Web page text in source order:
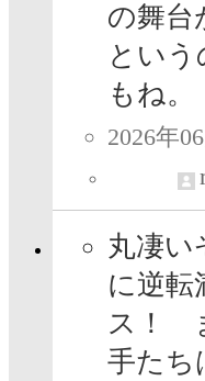
の舞台
とい
もね。
2026年
丸凄い
に逆転
ス！
手たち